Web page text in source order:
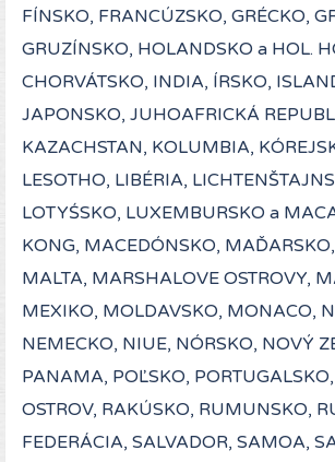
FÍNSKO, FRANCÚZSKO, GRÉCKO,
GRUZÍNSKO, HOLANDSKO a HOL.
CHORVÁTSKO, INDIA, ÍRSKO,
JAPONSKO, JUHOAFRICKÁ
KAZACHSTAN, KOLUMBIA,
LESOTHO, LIBÉRIA,
LOTYŚSKO, LUXEMBURSKO a
KONG, MACEDÓNSKO,
MALTA, MARSHALOVE OSTROVY,
MEXIKO, MOLDAVSKO, MONACO,
NEMECKO, NIUE, NÓRSKO, NOVÝ
PANAMA, POĽSKO,
OSTROV, RAKÚSKO, RUMUNSKO,
FEDERÁCIA, SALVADOR, SAMOA,